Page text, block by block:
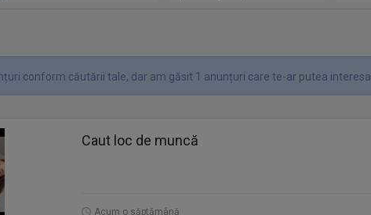
conform căutării tale, dar am găsit 1 anunțuri care te-ar putea interesa.
Caut loc de muncă
Acum o săptămână